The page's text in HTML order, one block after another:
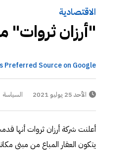
الاقتصادية
"أرزان ثروات"
Preferred Source on Google
الأحد 25 يوليو 2021 السياسة
أعلنت شركة أرزان ثروات أنها